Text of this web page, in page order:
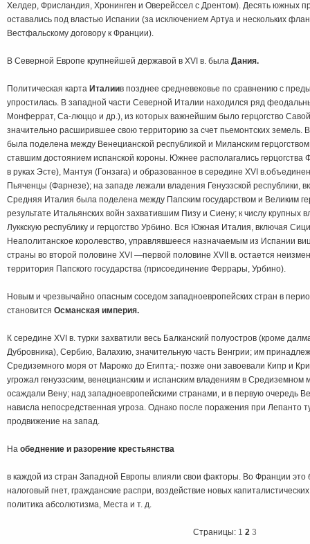
Хелдер, Фрисландия, Хронинген и Оверейссел с Дрентом). Десять южных
оставались под властью Испании (за исключением Артуа и нескольких
Вестфальскому договору к Франции).
В Северной Европе крупнейшей державой в XVI в. была Дания.
Политическая карта Италиив позднее средневековье по сравнению с
упростилась. В западной части Северной Италии находился ряд
Монферрат, Са-люццо и др.), из которых важнейшим было герцогство
значительно расширившее свою территорию за счет пьемонтских земель.
была поделена между Венецианской республикой и Миланским
ставшим достоянием испанской короны. Южнее располагались
в руках Эсте), Мантуя (Гонзага) и образованное в середине XVI
Пьяченцы (Фарнезе); на западе лежали владения Генуэзской республики,
Средняя Италия была поделена между Папским государством и Великим
результате Итальянских войн захватившим Пизу и Сиену; к числу крупных
Луккскую республику и герцогство Урбино. Вся Южная Италия, включая
Неаполитанское королевство, управлявшееся назначаемым из Испании
страны во второй половине XVI —первой половине XVII в. остается
территория Папского государства (присоединение Феррары, Урбино).
Новым и чрезвычайно опасным соседом западноевропейских стран в
становится Османская империя.
К середине XVI в. турки захватили весь Балканский полуостров (кроме
Дубровника), Сербию, Валахию, значительную часть Венгрии; им
Средиземного моря от Марокко до Египта;- позже они завоевали Кипр и
угрожал генуэзским, венецианским и испанским владениям в Средиземном
осаждали Вену; над западноевропейскими странами, и в первую очередь
нависла непосредственная угроза. Однако после поражения при Лепанто
продвижение на запад.
На обеднение и разорение крестьянства
в каждой из стран Западной Европы влияли свои факторы. Во Франции
налоговый гнет, гражданские распри, воздействие новых
политика абсолютизма, Места и т. д.
Страницы: 1 2 3